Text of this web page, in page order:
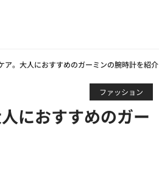
ア。大人におすすめのガーミンの腕時計を紹介
ファッション
におすすめのガー